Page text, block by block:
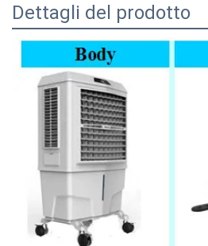
Dettagli del prodotto